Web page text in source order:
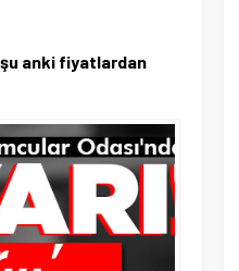
şu anki fiyatlardan